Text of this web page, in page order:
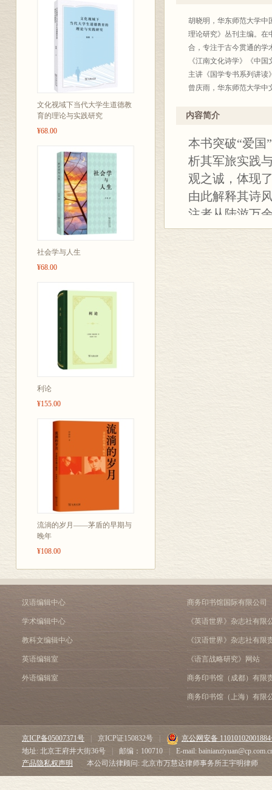
文化视域下当代大学生道德教
育的理论与实践研究
¥68.00
社会学与人生
¥68.00
利论
¥155.00
流淌的岁月——茅盾的早期与
晚年
¥108.00
胡晓明，华东师范大学中
理论研究》丛刊主编。在
合，专注于古今贯通的学
《江南文化诗学》《中
主讲《国学专书系列讲读
曾庆雨，华东师范大学中
内容简介
本书突破“爱国
析其军旅实践
观之诚，体现
由此解释其诗
注者从陆游万
格。脍炙人口
汉语编辑中心
学术编辑中心
教科文编辑中心
英语编辑室
外语编辑室
商务印书馆国际有限公司
《英语世界》杂志社有限
《汉语世界》杂志社有限
《语言战略研究》网站
商务印书馆（成都）有限
商务印书馆（上海）有限
京ICP备05007371号 京ICP证150832号
京公网安备
地址: 北京王府井大街36号
邮编：100710
E-mail:
产品隐私权声明
本公司法律顾问: 北京市万慧达律师事务所王宇明律师